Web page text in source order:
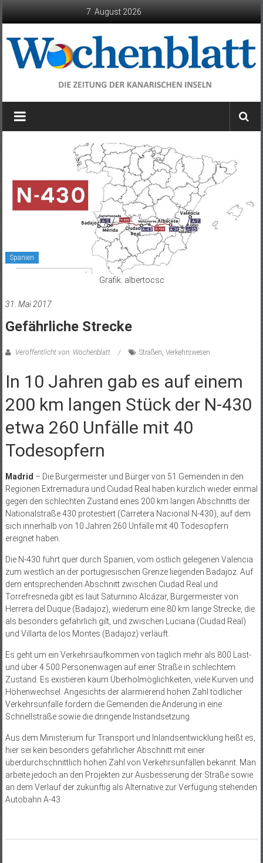
7. August 2026
Wochenblatt
die
Inseln
Spanien
Grafik: albertocsc
31. Mai 2017
Gefährliche Strecke
Veröffentlicht von: Wochenblatt Straßen, Verkehrswesen
In 10 Jahren gab es auf einem
200 km langen Stück der N-430
etwa 260 Unfälle mit 40
Todesopfern
Madrid – Die Bürgermeister und Bürger von 51 Gemeinden in den
Regionen Extremadura und Ciudad Real haben kürzlich wieder einmal
gegen den schlechten Zustand eines 200 km langen Abschnitts der
Nationalstraße 430 protestiert (Carretera Nacional N-430), auf dem
sich innerhalb von 10 Jahren 260 Unfälle mit 40 Todesopfern
ereignet haben.
Die N-430 führt quer durch Spanien, vom östlich gelegenen Valencia
zum westlich an der portugiesischen Grenze liegenden Badajoz. Auf
dem entsprechenden Abschnitt zwischen Ciudad Real und
Torrefresneda gibt es laut Saturnino Alcázar, Bürgermeister von
Herrera del Duque (Badajoz), wiederum eine 80 km lange Strecke, die
als besonders gefährlich gilt, und zwischen Luciana (Ciudad Real)
und Villarta de los Montes (Badajoz) verläuft.
Es geht um ein Verkehrsaufkommen von täglich mehr als 800 Last-
und über 4.500 Personenwagen auf einer Straße in schlechtem
Zustand. Es existieren kaum Überholmöglichkeiten, viele Kurven und
Höhenwechsel. Angesichts der alarmierend hohen Zahl tödlicher
Verkehrsunfälle fordern die Gemeinden die Änderung in eine
Schnellstraße sowie die dringende Instandsetzung.
Aus dem Ministerium für Transport und Inlandsentwicklung heißt es,
hier sei kein besonders gefährlicher Abschnitt mit einer
überdurchschnittlich hohen Zahl von Verkehrsunfällen bekannt. Man
arbeite jedoch an den Projekten zur Ausbesserung der Straße sowie
an dem Verlauf der zukünftig als Alternative zur Verfügung stehenden
Autobahn A-43.